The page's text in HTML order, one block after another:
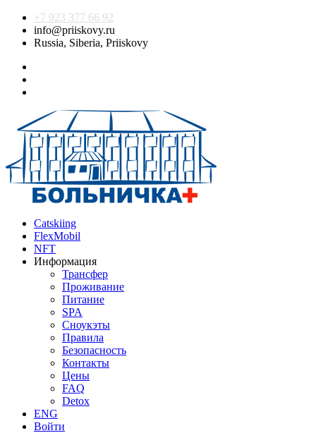
+7 923 377 66 92
info@priiskovy.ru
Russia, Siberia, Priiskovy
Catskiing
FlexMobil
NFT
Информация
Трансфер
Проживание
Питание
SPA
Сноукэты
Правила
Безопасность
Контакты
Цены
FAQ
Detox
ENG
Войти